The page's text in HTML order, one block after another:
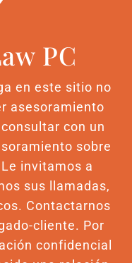
PC
en este sitio no
asesoramiento
con un
sobre
invitamos a
sus llamadas,
Contactarnos
cliente. Por
confidencial